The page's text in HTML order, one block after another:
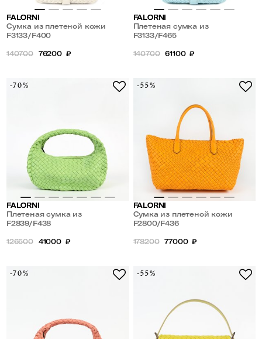
FALORNI
Сумка из плетеной кожи
F3133/F400
140700 76200 ₽
FALORNI
Плетеная сумка из
натуральной кожи
F3133/F465
140700 61100 ₽
-70%
FALORNI
Плетеная сумка из
натуральной кожи
F2839/F438
126500 41000 ₽
-55%
FALORNI
Сумка из плетеной кожи
F2800/F436
178200 77000 ₽
-70% -55%